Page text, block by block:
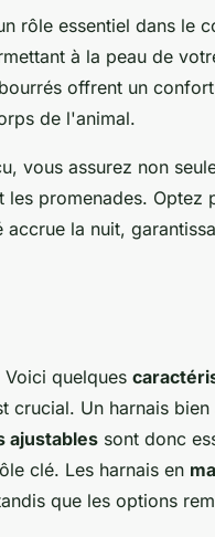
rôle essentiel dans le
à la peau de
offrent un confort
de l'animal.
vous assurez non
les promenades. Optez
la nuit,
quelques
crucial. Un harnais
ajustables sont donc
clé. Les harnais en
que les options